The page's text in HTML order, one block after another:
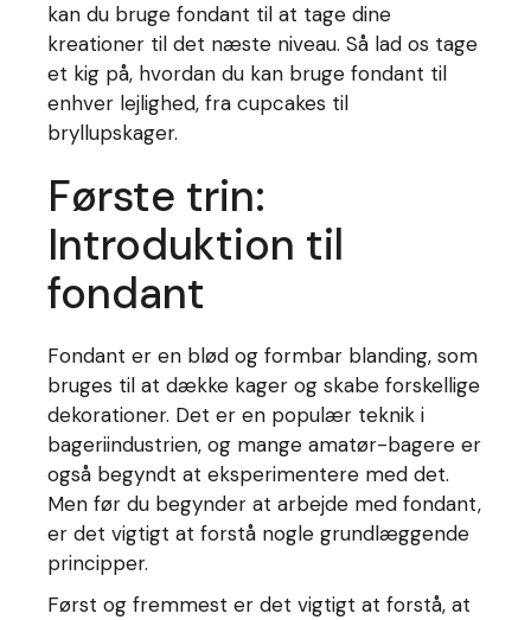
kan du bruge fondant til at tage dine
kreationer til det næste niveau. Så lad os tage
et kig på, hvordan du kan bruge fondant til
enhver lejlighed, fra cupcakes til
bryllupskager.
Første trin:
Introduktion til
fondant
Fondant er en blød og formbar blanding, som
bruges til at dække kager og skabe forskellige
dekorationer. Det er en populær teknik i
bageriindustrien, og mange amatør-bagere er
også begyndt at eksperimentere med det.
Men før du begynder at arbejde med fondant,
er det vigtigt at forstå nogle grundlæggende
principper.
Først og fremmest er det vigtigt at forstå, at